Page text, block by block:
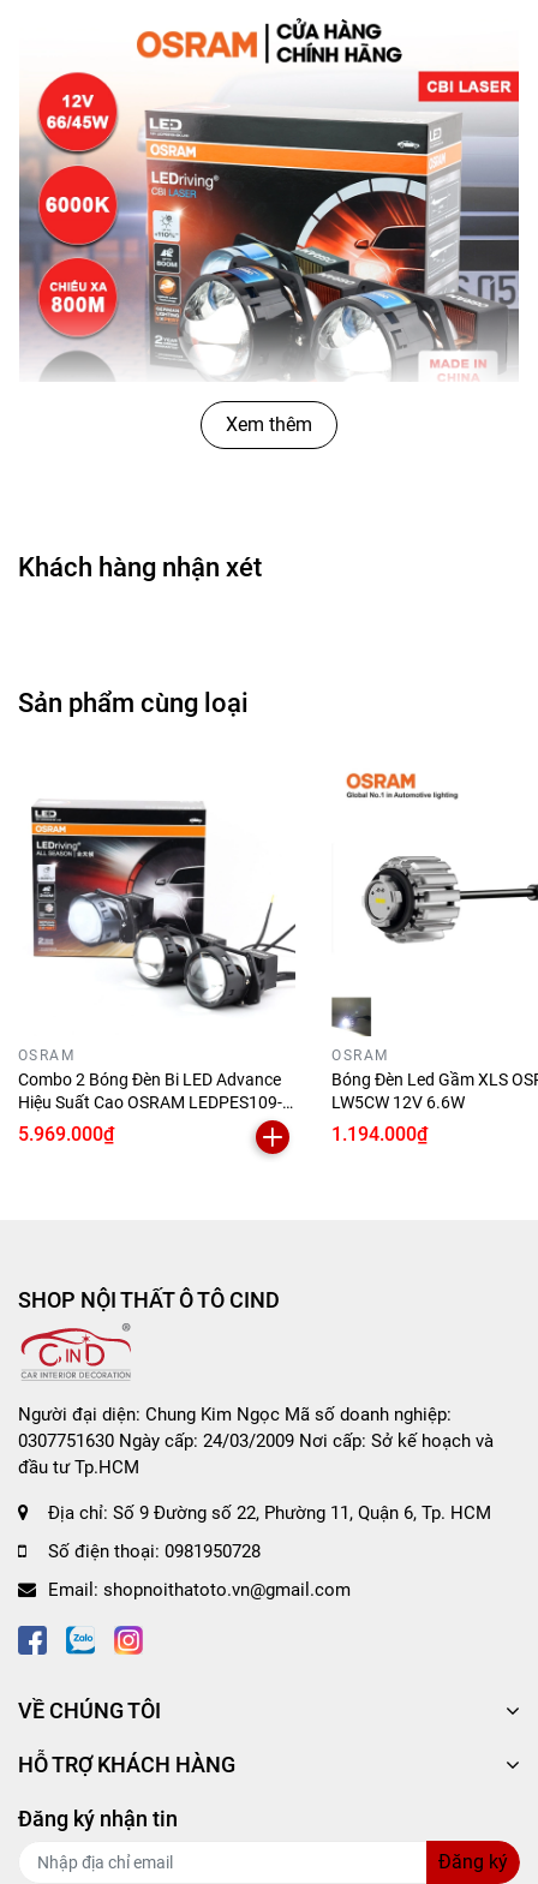
Xem thêm
Khách hàng nhận xét
Sản phẩm cùng loại
OSRAM
Combo 2 Bóng Đèn Bi LED Advance
Hiệu Suất Cao OSRAM LEDPES109-
BK LHD 12V 55/60W
5.969.000₫
OSRAM
Bóng Đèn Led Gầm XLS
LW5CW 12V 6.6W
1.194.000₫
SHOP NỘI THẤT Ô TÔ CIND
Người đại diện: Chung Kim Ngọc Mã số doanh nghiệp:
0307751630 Ngày cấp: 24/03/2009 Nơi cấp: Sở kế hoạch và
đầu tư Tp.HCM
Địa chỉ: Số 9 Đường số 22, Phường 11, Quận 6, Tp. HCM
Số điện thoại: 0981950728
Email: shopnoithatoto.vn@gmail.com
VỀ CHÚNG TÔI
HỖ TRỢ KHÁCH HÀNG
Đăng ký nhận tin
Đăng ký